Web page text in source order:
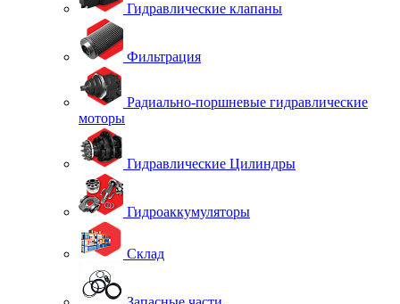
Гидравлические клапаны
Фильтрация
Радиально-поршневые гидравлические
моторы
Гидравлические Цилиндры
Гидроаккумуляторы
Склад